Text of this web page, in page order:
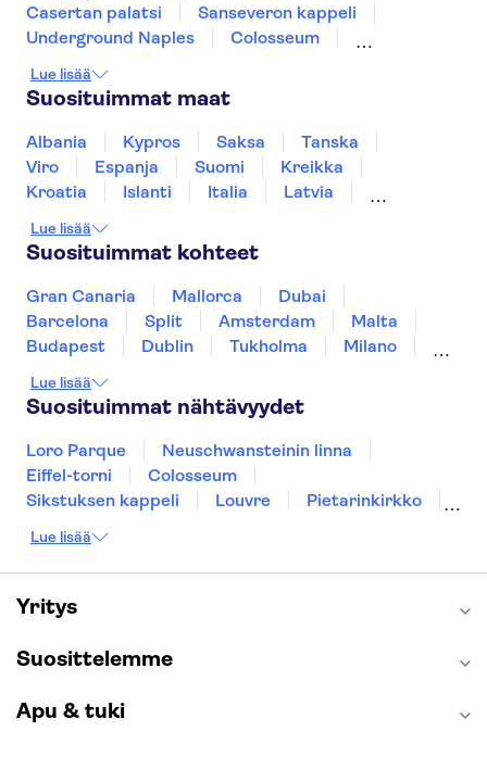
Casertan palatsi
Sanseveron kappeli
Underground Naples
Colosseum
Pietarinkirkko
Catacombs of Rome
Pantheon
Sikstuksen kappeli
Fiumicino Airport
Lue lisää
Suosituimmat maat
Albania Kypros Saksa
Tanska
Viro
Espanja Suomi
Kreikka
Kroatia
Islanti Italia
Latvia
Portugali
Ruotsi Singapore
Turkki
Lue lisää
Suosituimmat kohteet
Gran Canaria Mallorca
Dubai
Barcelona
Split Amsterdam
Malta
Budapest
Dublin Tukholma
Milano
York
Rovaniemi Tallinna
Riika
Lue lisää
Suosituimmat nähtävyydet
Loro Parque
Neuschwansteinin linna
Eiffel-torni
Colosseum
Sikstuksen kappeli
Louvre
Pietarinkirkko
Moulin Rouge
London Eye
Montmartre
Wieliczkan suolakaivos
Caminito del Rey
Golden Circle
Lue lisää
Yritys
Suosittelemme
Apu & tuki